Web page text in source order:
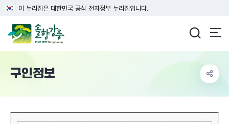
이 누리집은 대한민국 공식 전자정부 누리집입니다.
구인정보